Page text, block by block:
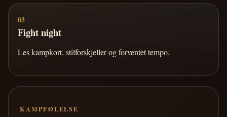
03
Fight night
Les kampkort, stilforskjeller og forventet tempo.
KAMPFØLELSE